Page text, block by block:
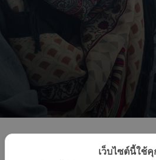
2017
ยินดีต้อนรับผู้
บริหารใหม่ภูมิภาค
เอเชียแปซิฟิก บริษัท
RHEEM
MANUFACTURING
2017
ทีมงานวารส
รักษ์พลังงาน
กระทรวง
พลังงาน
สัมภาษณ์ผู้
บริหาร J-7
เว็บไซต์นี้ใช้